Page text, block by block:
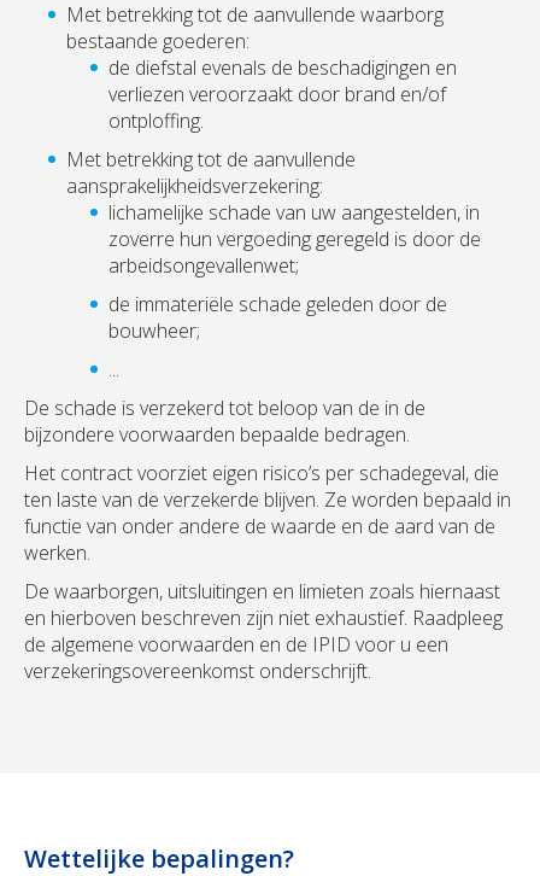
Met betrekking tot de aanvullende waarborg
bestaande goederen:
de diefstal evenals de beschadigingen en
verliezen veroorzaakt door brand en/of
ontploffing.
Met betrekking tot de aanvullende
aansprakelijkheidsverzekering:
lichamelijke schade van uw aangestelden, in
zoverre hun vergoeding geregeld is door de
arbeidsongevallenwet;
de immateriële schade geleden door de
bouwheer;
...
De schade is verzekerd tot beloop van de in de
bijzondere voorwaarden bepaalde bedragen.
Het contract voorziet eigen risico’s per schadegeval, die
ten laste van de verzekerde blijven. Ze worden bepaald in
functie van onder andere de waarde en de aard van de
werken.
De waarborgen, uitsluitingen en limieten zoals hiernaast
en hierboven beschreven zijn niet exhaustief. Raadpleeg
de algemene voorwaarden en de IPID voor u een
verzekeringsovereenkomst onderschrijft.
Wettelijke bepalingen?